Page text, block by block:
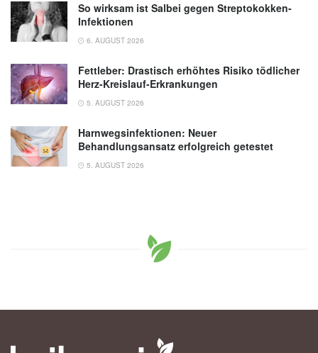
So wirksam ist Salbei gegen Streptokokken-
Infektionen
6. AUGUST 2026
Fettleber: Drastisch erhöhtes Risiko tödlicher
Herz-Kreislauf-Erkrankungen
5. AUGUST 2026
Harnwegsinfektionen: Neuer
Behandlungsansatz erfolgreich getestet
5. AUGUST 2026